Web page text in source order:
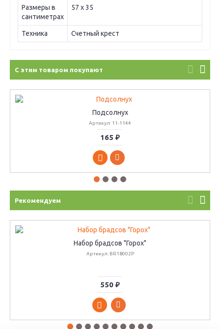
Размеры в
сантиметрах
57 х 35
Техника Счетный крест
С этим товаром покупают
Подсолнух
Артикул: 11-1144
165 ₽
Рекомендуем
Набор брадсов "Горох"
Артикул: BR18002P
550 ₽